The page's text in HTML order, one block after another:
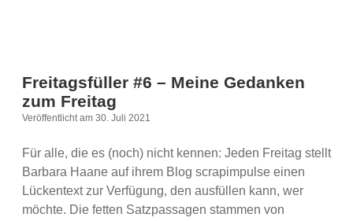
Freitagsfüller #6 – Meine Gedanken
zum Freitag
Veröffentlicht am 30. Juli 2021
Für alle, die es (noch) nicht kennen: Jeden Freitag stellt
Barbara Haane auf ihrem Blog scrapimpulse einen
Lückentext zur Verfügung, den ausfüllen kann, wer
möchte. Die fetten Satzpassagen stammen von